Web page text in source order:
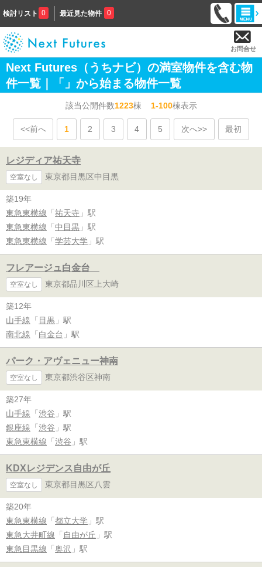
検討リスト 0 最近見た物件 0
お問合せ
Next Futures（うちナビ）の満室物件を含む物
件一覧｜「」から始まる物件一覧
該当公開件数1223棟 1-100棟表示
<<前へ 1 2 3 4 5 次へ>> 最初
レジディア祐天寺
空室なし 東京都目黒区中目黒
築19年
東急東横線 「 祐天寺 」駅
東急東横線 「 中目黒 」駅
東急東横線 「 学芸大学 」駅
フレアージュ白金台
空室なし 東京都品川区上大崎
築12年
山手線 「 目黒 」駅
南北線 「 白金台 」駅
パーク・アヴェニュー神南
空室なし 東京都渋谷区神南
築27年
山手線 「 渋谷 」駅
銀座線 「 渋谷 」駅
東急東横線 「 渋谷 」駅
KDXレジデンス自由が丘
空室なし 東京都目黒区八雲
築20年
東急東横線 「 都立大学 」駅
東急大井町線 「 自由が丘 」駅
東急目黒線 「 奥沢 」駅